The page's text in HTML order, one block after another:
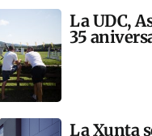
La UDC,
35
La Xunta